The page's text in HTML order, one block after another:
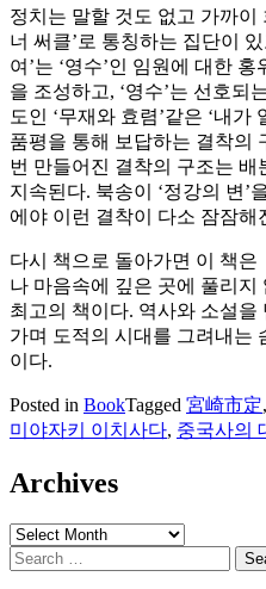
정치는 말할 것도 없고 가까이
너 써클’로 통칭하는 집단이
여’는 ‘영수’인 임원에 대한
을 조성하고, ‘영수’는 선호되
도인 ‘무재와 효렴’같은 ‘내가
품평을 통해 보답하는 결착의
번 만들어진 결착의 구조는 배
지속된다. 북송이 ‘정강의 변’
에야 이런 결착이 다소 잠잠해
다시 책으로 돌아가면 이 책
나 마음속에 깊은 곳에 풀리지
최고의 책이다. 역사와 소설을
가며 도적의 시대를 그려내는
이다.
Posted in BookTagged 宮崎市定,
미야자키 이치사다, 중국사의
Archives
Archives
Search
for: